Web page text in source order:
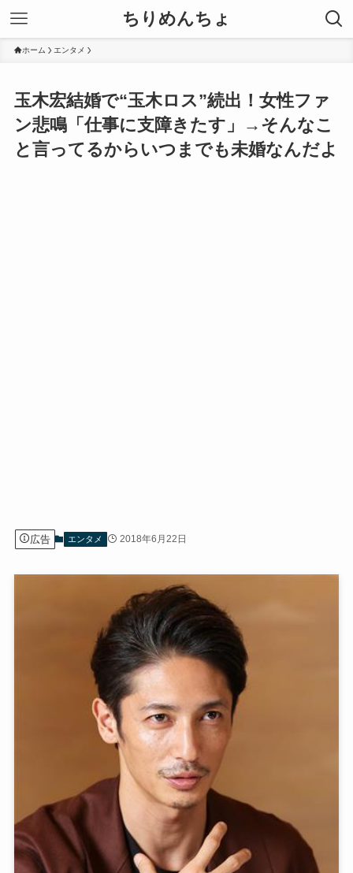
ちりめんちょ
ホーム エンタメ
玉木宏結婚で“玉木ロス”続出！女性ファ
ン悲鳴「仕事に支障きたす」→そんなこ
と言ってるからいつまでも未婚なんだよ
広告 エンタメ 2018年6月22日